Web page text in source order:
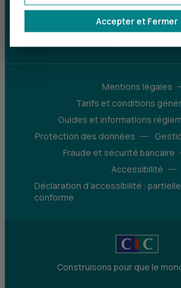
d’avantages
Mentions légales
Tarifs et conditions
Guides et informations
Protection des données
Fraude et sécurité bancaire
Accessibilité
Déclaration d’accessibilité :
conforme
Construisons pour que le
Accepter et Fermer